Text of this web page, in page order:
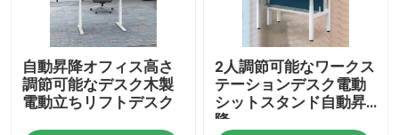
自動昇降オフィス高さ
調節可能なデスク木製
電動立ちリフトデスク
2人調節可能なワークス
テーションデスク電動
シットスタンド自動昇
降